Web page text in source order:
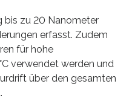
bis zu 20 Nanometer
erfasst. Zudem
für hohe
verwendet werden und
über den gesamten